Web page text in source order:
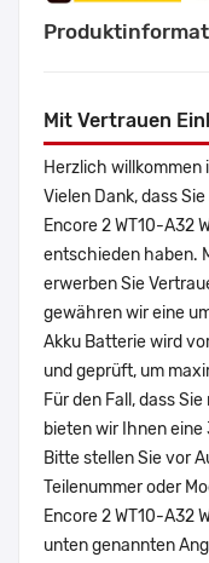
Mit Vertrauen
Herzlich willkommen
Vielen Dank, dass
Encore 2 WT10-A32
entschieden haben.
erwerben Sie
gewähren wir eine
Akku Batterie wird
und geprüft, um
Für den Fall, dass
bieten wir Ihnen
Bitte stellen Sie vor
Teilenummer oder
Encore 2 WT10-A32
unten genannten